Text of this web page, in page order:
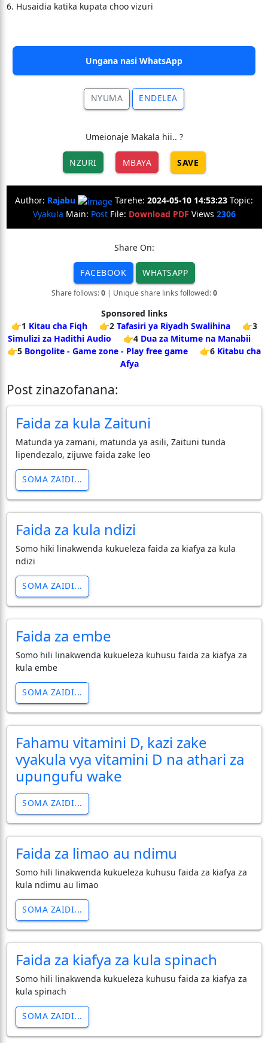
6. Husaidia katika kupata choo vizuri
Ungana nasi WhatsApp
NYUMA ENDELEA
Umeionaje Makala hii.. ?
NZURI MBAYA SAVE
Author: Rajabu Tarehe: 2024-05-10 14:53:23 Topic:
Vyakula Main: PostFile: Download PDF Views 2306
Share On:
FACEBOOK WHATSAPP
Share follows:0| Unique share links followed:0
Sponsored links
👉1 Kitau cha Fiqh 👉2 Tafasiri ya Riyadh Swalihina
👉3
Simulizi za Hadithi Audio
👉4 Dua za Mitume na Manabii
👉5 Bongolite - Game zone - Play free game 👉6 Kitabu cha
Afya
Post zinazofanana:
Faida za kula Zaituni
Matunda ya zamani, matunda ya asili, Zaituni tunda
lipendezalo, zijuwe faida zake leo
SOMA ZAIDI...
Faida za kula ndizi
Somo hiki linakwenda kukueleza faida za kiafya za kula
ndizi
SOMA ZAIDI...
Faida za embe
Somo hili linakwenda kukueleza kuhusu faida za kiafya za
kula embe
SOMA ZAIDI...
Fahamu vitamini D, kazi zake
vyakula vya vitamini D na athari za
upungufu wake
SOMA ZAIDI...
Faida za limao au ndimu
Somo hili linakwenda kukueleza kuhusu faida za kiafya za
kula ndimu au limao
SOMA ZAIDI...
Faida za kiafya za kula spinach
Somo hili linakwenda kukueleza kuhusu faida za kiafya za
kula spinach
SOMA ZAIDI...